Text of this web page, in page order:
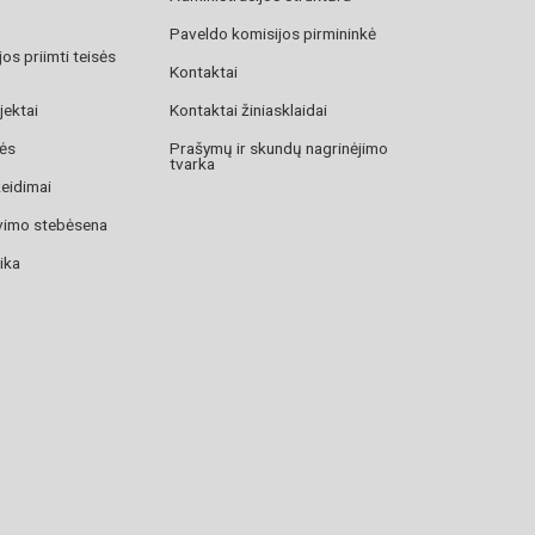
W. (1991). Lithuanian Religious Life in America: A
Parishes (Vol. 1: Eastern United States). Norwood,
priimti teisės
stebėsena
Paveldo komisijos pirmininkė
Kontaktai
Kontaktai žiniasklaidai
Prašymų ir skundų nagrinėjimo
tvarka